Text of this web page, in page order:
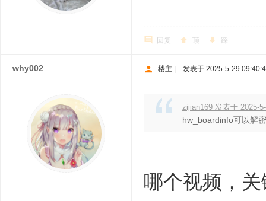
回复 顶 踩
why002 楼主 发表于 2025-5-29
zijian169 发表于 2025-
hw_boardinfo可以解
哪个视频，